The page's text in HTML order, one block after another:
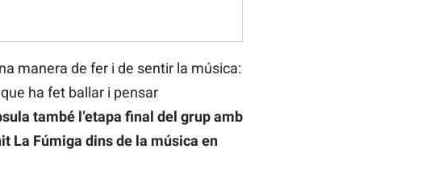
manera de fer i de sentir la música:
ha fet ballar i pensar
també l’etapa final del grup amb
La Fúmiga dins de la música en